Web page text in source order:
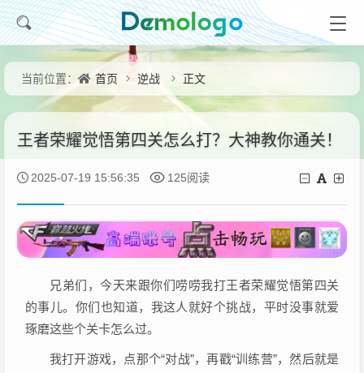
当前位置： 首页 逆战 正文
王者荣耀觉悟第四关怎么打？大神教你通关！
2025-07-19 15:56:35 125阅读
兄弟们，今天来跟你们唠唠我打王者荣耀觉悟第四关
的事儿。你们也知道，我这人就好个挑战，平时没事就爱
琢磨这些个关卡怎么过。
我打开游戏，点那个“对战”，再戳“训练营”，然后就是